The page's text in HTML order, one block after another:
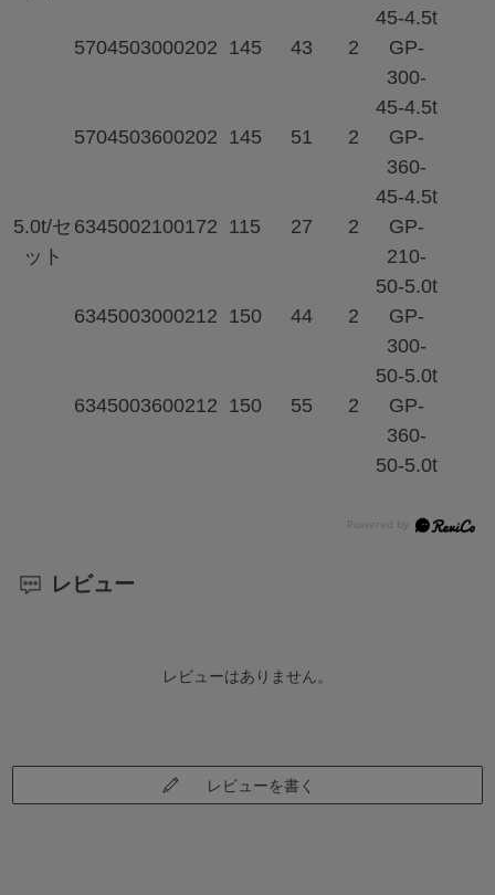
45-4.5t
5704503000202 145 43 2
GP-
300-
45-4.5t
5704503600202 145 51 2
GP-
360-
45-4.5t
5.0t/セ
ット
6345002100172 115 27 2
GP-
210-
50-5.0t
6345003000212 150 44 2
GP-
300-
50-5.0t
6345003600212 150 55 2
GP-
360-
50-5.0t
レビュー
レビューはありません。
レビューを書く